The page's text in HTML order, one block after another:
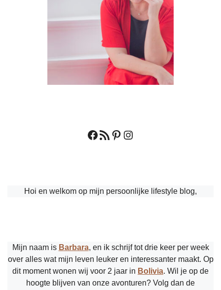
Facebook
RSS feedPinterest
Instagram
Hoi en welkom op mijn persoonlijke lifestyle blog,
Mijn naam is Barbara, en ik schrijf tot drie keer per week
over alles wat mijn leven leuker en interessanter maakt. Op
dit moment wonen wij voor 2 jaar in Bolivia. Wil je op de
hoogte blijven van onze avonturen? Volg dan de